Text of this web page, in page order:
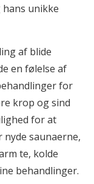
unikke
af blide
en følelse af
for
krop og sind
for at
saunaerne,
te, kolde
behandlinger.